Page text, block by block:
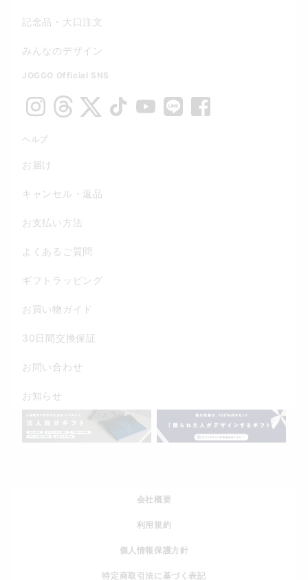
記念品・大口注文
みんなのデザイン
JOGGO Official SNS
ヘルプ
お届け
キャンセル・返品
お支払い方法
よくあるご質問
ギフトラッピング
お買い物ガイド
30日間交換保証
お問い合わせ
お知らせ
会社概要
利用規約
個人情報保護方針
特定商取引法に基づく表記